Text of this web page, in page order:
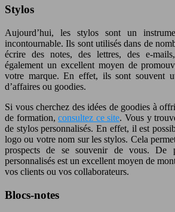
Stylos
Aujourd’hui, les stylos sont un
incontournable. Ils sont utilisés dans de
écrire des notes, des lettres, des e-
également un excellent moyen de
votre marque. En effet, ils sont souvent
d’affaires ou goodies.
Si vous cherchez des idées de goodies à
de formation,consultez ce site. Vous y
de stylos personnalisés. En effet, il est
logo ou votre nom sur les stylos. Cela
prospects de se souvenir de vous. De
personnalisés est un excellent moyen de
vos clients ou vos collaborateurs.
Blocs-notes